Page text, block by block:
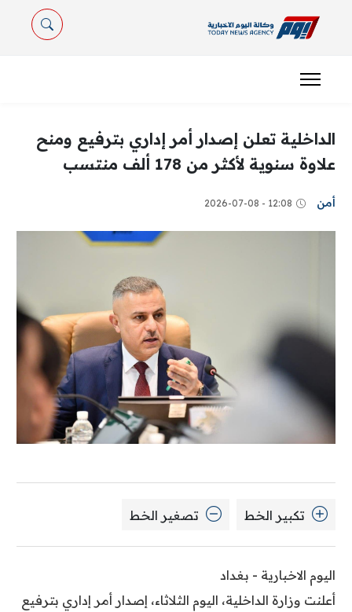
الداخلية تعلن إصدار أمر إداري بترفيع ومنح
علاوة سنوية لأكثر من 178 ألف منتسب
أمن 12:08 - 2026-07-08
تكبير الخط تصغير الخط
اليوم الاخبارية - بغداد
أعلنت وزارة الداخلية، اليوم الثلاثاء، إصدار أمر إداري بترفيع